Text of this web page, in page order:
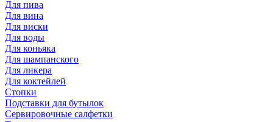
Для пива
Для вина
Для виски
Для воды
Для коньяка
Для шампанского
Для ликера
Для коктейлей
Стопки
Подставки для бутылок
Сервировочные салфетки